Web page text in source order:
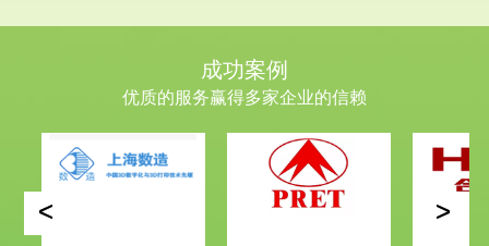
成功案例
优质的服务赢得多家企业的信赖
< >